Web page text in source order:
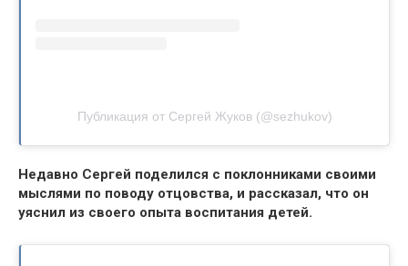
Публикация от Сергей Жуков (@sezhukov)
Недавно Сергей поделился с поклонниками своими
мыслями по поводу отцовства, и рассказал, что он
уяснил из своего опыта воспитания детей.